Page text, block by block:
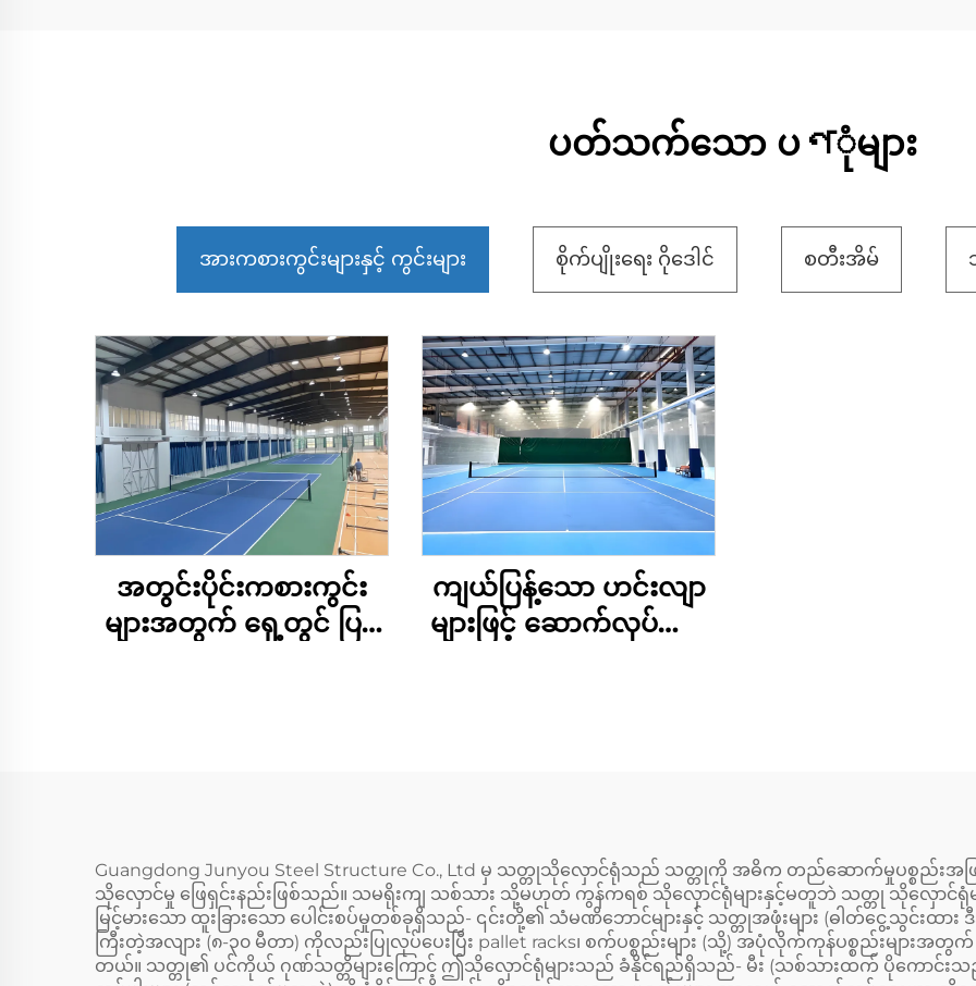
ပတ်သက်သော ပণုံများ
အားကစားကွင်းများနှင့် ကွင်းများ စိုက်ပျိုးရေး ဂိုဒေါင် စတီးအိမ်
အတွင်းပိုင်းကစားကွင်း
များအတွက် ရှေ့တွင် ပြင်
ကျယ်ပြန့်သော ဟင်းလျာ
များဖြင့် ဆောက်လုပ်ထား
Guangdong Junyou Steel Structure Co., Ltd မှ သတ္တုသိုလှောင်ရုံသည် သတ္တုကို အဓိက တည်ဆောက်မှုပစ္စည်း
သိုလှောင်မှု ဖြေရှင်းနည်းဖြစ်သည်။ သမရိုးကျ သစ်သား သို့မဟုတ် ကွန်ကရစ် သိုလှောင်ရုံများနှင့်မတူဘဲ သတ္တု သိုလှောင်ရုံမျာ
မြင့်မားသော ထူးခြားသော ပေါင်းစပ်မှုတစ်ခုရှိသည်- ၎င်းတို့၏ သံမဏိဘောင်များနှင့် သတ္တုအဖုံးများ (ဓါတ်ငွေ့သွင်
ကြီးတဲ့အလျား (၈-၃၀ မီတာ) ကိုလည်းပြုလုပ်ပေးပြီး pallet racks၊ စက်ပစ္စည်းများ (သို့) အပုံလိုက်ကုန်ပစ္စည်းများအ
တယ်။ သတ္တု၏ ပင်ကိုယ် ဂုဏ်သတ္တိများကြောင့် ဤသိုလှောင်ရုံများသည် ခံနိုင်ရည်ရှိသည်- မီး (သစ်သားထက် ပိုကောင်းသ